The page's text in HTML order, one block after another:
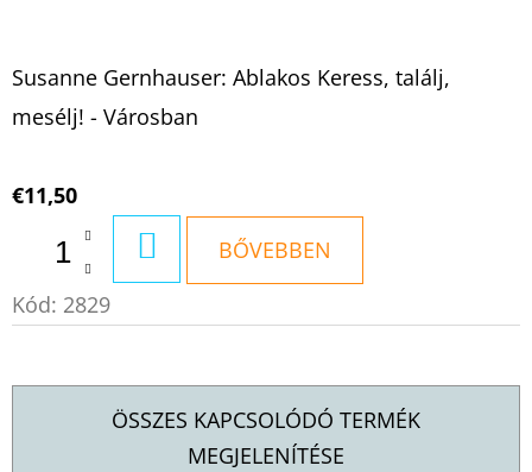
Susanne Gernhauser: Ablakos Keress, találj,
mesélj! - Városban
€11,50
KOSÁRBABŐVEBBEN
Kód: 2829
ÖSSZES KAPCSOLÓDÓ TERMÉK
MEGJELENÍTÉSE